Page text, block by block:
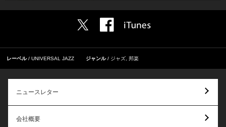
レーベル UNIVERSAL JAZZ ジャンル ジャズ 邦楽
ニュースレター
会社概要